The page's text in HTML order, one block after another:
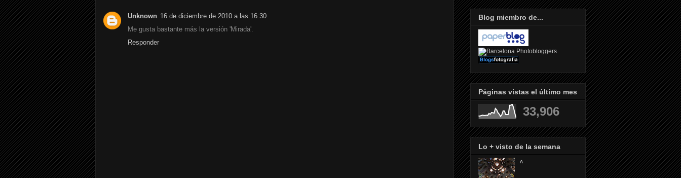
Unknown 16 de diciembre de 2010 a las 16:30
Me gusta bastante más la versión 'Mirada'.
Responder
Blog miembro de...
Páginas vistas el último mes
33,906
Lo + visto de la semana
ᴧ